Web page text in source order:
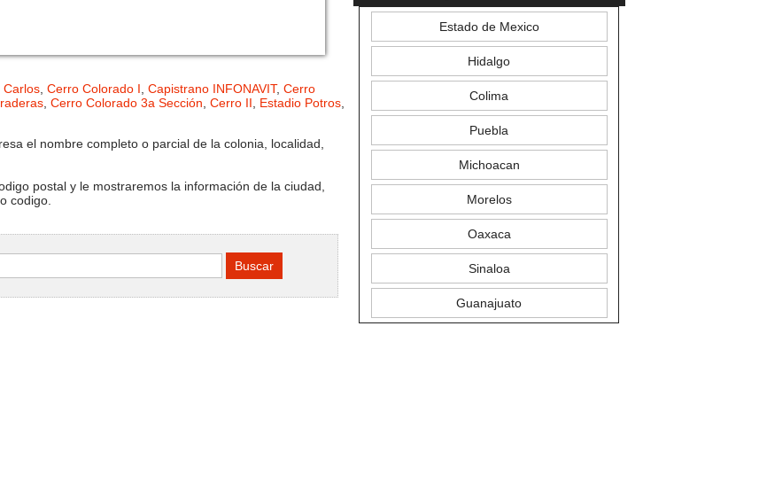
Carlos Cerro Colorado I Capistrano INFONAVIT, Cerro
Cerro Colorado 3a Sección Cerro II Estadio Potros
el nombre completo o parcial de la colonia, localidad,
postal y le mostraremos la información de la ciudad,
codigo.
Estado de Mexico
Hidalgo
Colima
Puebla
Michoacan
Morelos
Oaxaca
Sinaloa
Guanajuato